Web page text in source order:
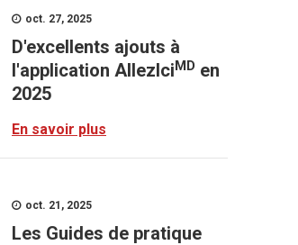
oct. 27, 2025
D'excellents ajouts à
l'application AllezIciMD en
2025
En savoir plus
oct. 21, 2025
Les Guides de pratique